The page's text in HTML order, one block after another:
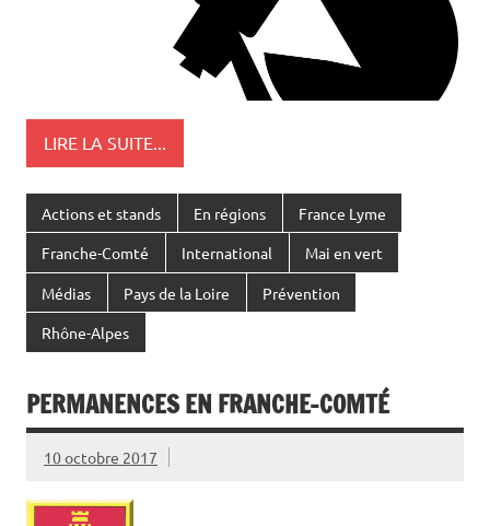
LIRE LA SUITE...
Actions et stands En régions France Lyme
Franche-Comté International Mai en vert
Médias Pays de la Loire Prévention
Rhône-Alpes
PERMANENCES EN FRANCHE-COMTÉ
10 octobre 2017